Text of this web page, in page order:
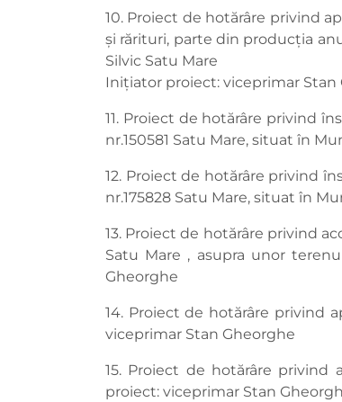
10. Proiect de hotărâre privind
și rărituri, parte din producția
Silvic Satu Mare
Inițiator proiect: viceprimar Stan
11. Proiect de hotărâre privind
nr.150581 Satu Mare, situat în
12. Proiect de hotărâre privind
nr.175828 Satu Mare, situat în
13. Proiect de hotărâre privind
Satu Mare , asupra unor
Gheorghe
14. Proiect de hotărâre privind
viceprimar Stan Gheorghe
15. Proiect de hotărâre privind
proiect: viceprimar Stan